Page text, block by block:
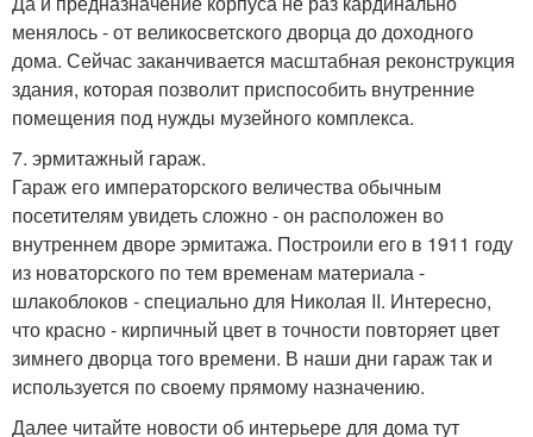
менялось - от великосветского дворца до доходного
дома. Сейчас заканчивается масштабная реконструкция
здания, которая позволит приспособить внутренние
помещения под нужды музейного комплекса.
7. эрмитажный гараж.
Гараж его императорского величества обычным
посетителям увидеть сложно - он расположен во
внутреннем дворе эрмитажа. Построили его в 1911 году
из новаторского по тем временам материала -
шлакоблоков - специально для Николая II. Интересно,
что красно - кирпичный цвет в точности повторяет цвет
зимнего дворца того времени. В наши дни гараж так и
используется по своему прямому назначению.
Далее читайте новости об интерьере для дома тут